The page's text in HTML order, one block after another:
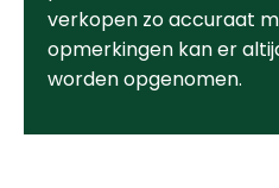
verkopen zo accuraat
opmerkingen kan er
worden opgenomen.